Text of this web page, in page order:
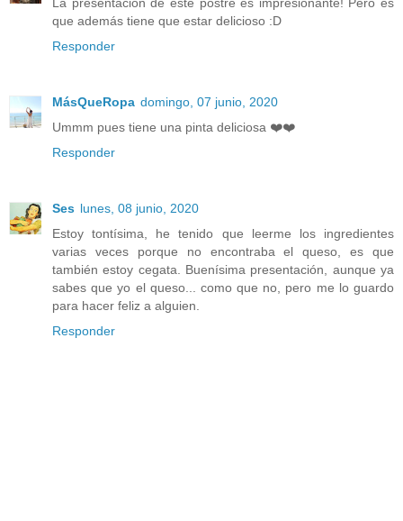
que además tiene que estar delicioso :D
Responder
MásQueRopa domingo, 07 junio, 2020
Ummm pues tiene una pinta deliciosa ❤️❤️
Responder
Ses lunes, 08 junio, 2020
Estoy tontísima, he tenido que leerme los ingredientes
varias veces porque no encontraba el queso, es que
también estoy cegata. Buenísima presentación, aunque ya
sabes que yo el queso... como que no, pero me lo guardo
para hacer feliz a alguien.
Responder